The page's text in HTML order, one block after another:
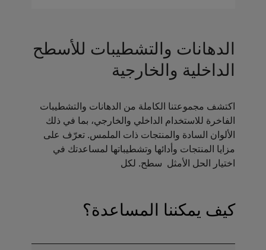
الدهانات والتشطيبات للأسطح
الداخلية والخارجية
اكتشف مجموعتنا الكاملة من الدهانات والتشطيبات
الفاخرة للاستخدام الداخلي والخارجي، بما في ذلك
الألوان السادة والمنتجات ذات الملمس. تعرّف على
مزايا المنتجات وأدائها وتشطيباتها لمساعدتك في
اختيار الحل الأمثل سطح. لكل
كيف يمكننا المساعدة؟